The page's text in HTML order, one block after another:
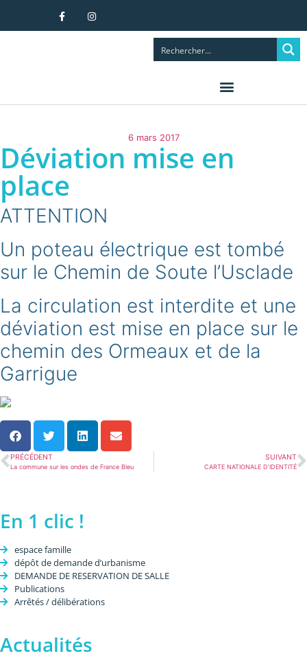
6 mars 2017
Déviation mise en
place
ATTENTION
Un poteau électrique est tombé
sur le Chemin de Soute l’Usclade
La circulation est interdite et une
déviation est mise en place sur le
chemin des Ormeaux et de la
Garrigue
PRÉCÉDENT
La commune sur les ondes de France Bleu
SUIVANT
CARTE NATIONALE D’IDENTITÉ
En 1 clic !
espace famille
dépôt de demande d’urbanisme
DEMANDE DE RESERVATION DE SALLE
Publications
Arrêtés / délibérations
Actualités